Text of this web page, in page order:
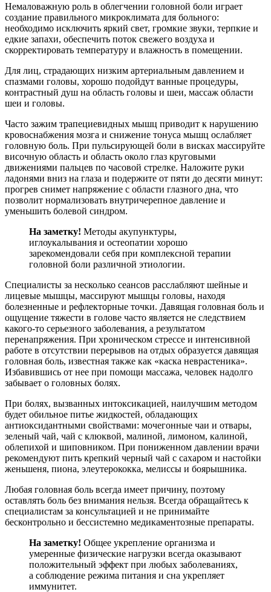
Немаловажную роль в облегчении головной боли играет
создание правильного микроклимата для больного:
необходимо исключить яркий свет, громкие звуки, терпкие и
едкие запахи, обеспечить поток свежего воздуха и
скорректировать температуру и влажность в помещении.
Для лиц, страдающих низким артериальным давлением и
спазмами головы, хорошо подойдут ванные процедуры,
контрастный душ на область головы и шеи, массаж области
шеи и головы.
Часто зажим трапециевидных мышц приводит к нарушению
кровоснабжения мозга и снижение тонуса мышц ослабляет
головную боль. При пульсирующей боли в висках массируйте
височную область и область около глаз круговыми
движениями пальцев по часовой стрелке. Наложите руки
ладонями вниз на глаза и подержите от пяти до десяти минут:
прогрев снимет напряжение с области глазного дна, что
позволит нормализовать внутричерепное давление и
уменьшить болевой синдром.
На заметку! Методы акупунктуры,
иглоукалывания и остеопатии хорошо
зарекомендовали себя при комплексной терапии
головной боли различной этиологии.
Специалисты за несколько сеансов расслабляют шейные и
лицевые мышцы, массируют мышцы головы, находя
болезненные и рефлекторные точки. Давящая головная боль и
ощущение тяжести в голове часто является не следствием
какого-то серьезного заболевания, а результатом
перенапряжения. При хроническом стрессе и интенсивной
работе в отсутствии перерывов на отдых образуется давящая
головная боль, известная также как «каска неврастеника».
Избавившись от нее при помощи массажа, человек надолго
забывает о головных болях.
При болях, вызванных интоксикацией, наилучшим методом
будет обильное питье жидкостей, обладающих
антиоксидантными свойствами: мочегонные чаи и отвары,
зеленый чай, чай с клюквой, малиной, лимоном, калиной,
облепихой и шиповником. При пониженном давлении врачи
рекомендуют пить крепкий черный чай с сахаром и настойки
женьшеня, пиона, элеутерококка, мелиссы и боярышника.
Любая головная боль всегда имеет причину, поэтому
оставлять боль без внимания нельзя. Всегда обращайтесь к
специалистам за консультацией и не принимайте
бесконтрольно и бессистемно медикаментозные препараты.
На заметку! Общее укрепление организма и
умеренные физические нагрузки всегда оказывают
положительный эффект при любых заболеваниях,
а соблюдение режима питания и сна укрепляет
иммунитет.